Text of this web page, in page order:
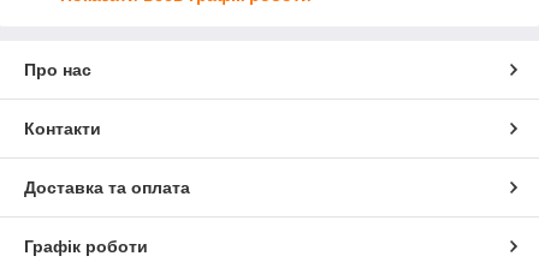
Про нас
Контакти
Доставка та оплата
Графік роботи